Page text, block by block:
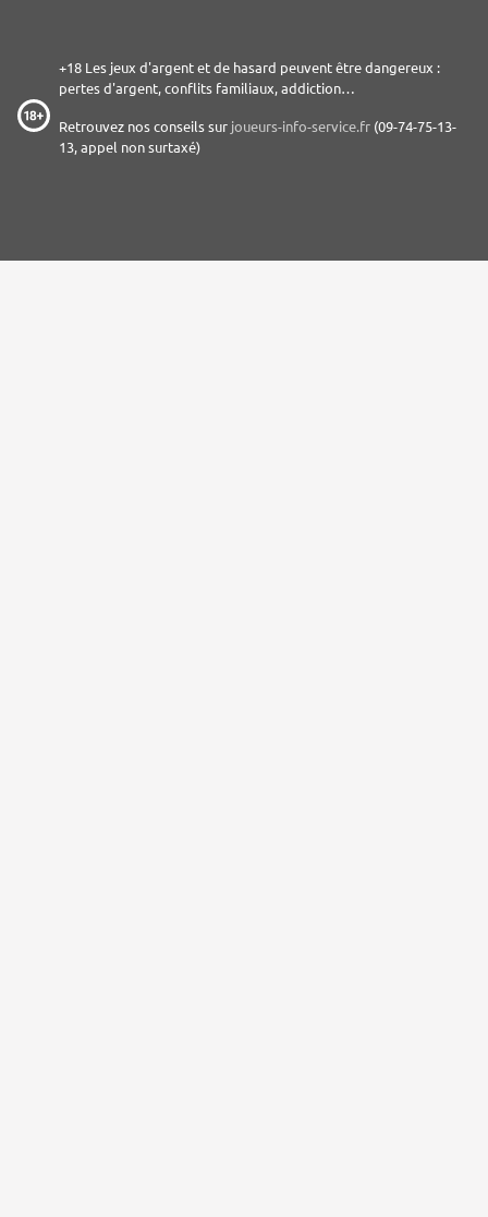
+18 Les jeux d'argent et de hasard peuvent être dangereux :
pertes d'argent, conflits familiaux, addiction…
Retrouvez nos conseils sur joueurs-info-service.fr (09-74-75-13-
13, appel non surtaxé)